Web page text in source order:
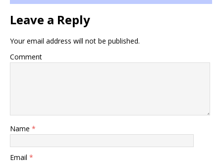
Leave a Reply
Your email address will not be published.
Comment
Name *
Email *